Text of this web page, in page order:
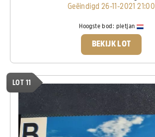
Geëindigd 26-11-2021 21:00
Hoogste bod: pietjan
BEKIJK LOT
LOT 11